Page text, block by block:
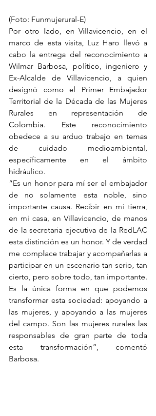
(Foto: Funmujerural-E)
Por otro lado, en Villavicencio, en el
marco de esta visita, Luz Haro llevó a
cabo la entrega del reconocimiento a
Wilmar Barbosa, político, ingeniero y
Ex-Alcalde de Villavicencio, a quien
designó como el Primer Embajador
Territorial de la Década de las Mujeres
Rurales en representación de
Colombia. Este reconocimiento
obedece a su arduo trabajo en temas
de cuidado medioambiental,
específicamente en el ámbito
hidráulico.
“Es un honor para mí ser el embajador
de no solamente esta noble, sino
importante causa. Recibir en mi tierra,
en mi casa, en Villavicencio, de manos
de la secretaria ejecutiva de la RedLAC
esta distinción es un honor. Y de verdad
me complace trabajar y acompañarlas a
participar en un escenario tan serio, tan
cierto, pero sobre todo, tan importante.
Es la única forma en que podemos
transformar esta sociedad: apoyando a
las mujeres, y apoyando a las mujeres
del campo. Son las mujeres rurales las
responsables de gran parte de toda
esta transformación”, comentó
Barbosa.